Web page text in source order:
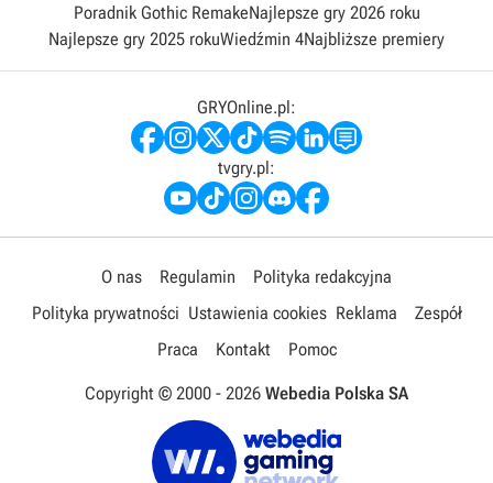
Poradnik Gothic RemakeNajlepsze gry 2026 roku
Najlepsze gry 2025 rokuWiedźmin 4Najbliższe premiery
GRYOnline.pl:
tvgry.pl:
O nas Regulamin
Polityka redakcyjna
Polityka prywatności Ustawienia cookies Reklama
Zespół
Praca
Kontakt Pomoc
Copyright © 2000 - 2026 Webedia Polska SA